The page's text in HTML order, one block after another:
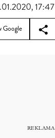
17:47
Google